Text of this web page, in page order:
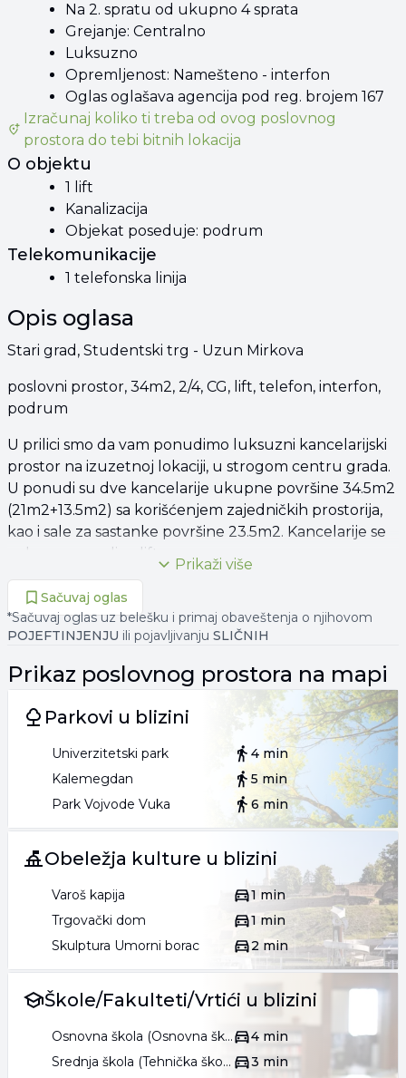
Na 2. spratu od ukupno 4 sprata
Grejanje: Centralno
Luksuzno
Opremljenost: Namešteno - interfon
Oglas oglašava agencija pod reg. brojem 167
Izračunaj koliko ti treba odovog poslovnog
prostora do tebi bitnih lokacija
O objektu
1 lift
Kanalizacija
Objekat poseduje: podrum
Telekomunikacije
1 telefonska linija
Opis oglasa
Stari grad, Studentski trg - Uzun Mirkova
poslovni prostor, 34m2, 2/4, CG, lift, telefon, interfon,
podrum
U prilici smo da vam ponudimo luksuzni kancelarijski
prostor na izuzetnoj lokaciji, u strogom centru grada.
U ponudi su dve kancelarije ukupne površine 34.5m2
(21m2+13.5m2) sa korišćenjem zajedničkih prostorija,
kao i sale za sastanke površine 23.5m2. Kancelarije se
nalaze u zgradi sa liftom.
Prostor je luksuzno renoviran i može se iznajmiti sa ili
bez nameštaja.
Za svaku preporuku!
Agencijska provizija po opštim uslovima poslovanja.
Agent Lazar Karadžić
011 334**** PRIKAŽI
Prikaži više
Sačuvaj oglas
*Sačuvaj oglas uz belešku i primaj obaveštenja o njihovom
POJEFTINJENJU ili pojavljivanju SLIČNIH
Prikaz poslovnog prostora na mapi
Parkovi u blizini
Univerzitetski park
4 min
Kalemegdan
5 min
Park Vojvode Vuka
6 min
Obeležja kulture u blizini
Varoš kapija
1 min
Trgovački dom
1 min
Skulptura Umorni borac
2 min
Škole/Fakulteti/Vrtići u blizini
Osnovna škola (Osnovna škola Mihailo Petrović Alas)
4 min
Srednja škola (Tehnička škola Drvo art)
3 min